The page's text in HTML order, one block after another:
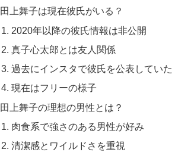
田上舞子は現在彼氏がいる？
2020年以降の彼氏情報は非公開
真子心太郎とは友人関係
過去にインスタで彼氏を公表していた
現在はフリーの様子
田上舞子の理想の男性とは？
肉食系で強さのある男性が好み
清潔感とワイルドさを重視